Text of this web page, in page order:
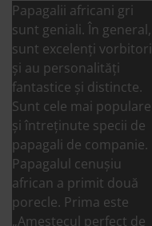
Papagalii africani gri
sunt geniali. În general,
sunt excelenți vorbitori
și au personalități
fantastice și distincte.
Sunt cele mai populare
și întreținute specii de
papagali de companie.
Papagalul cenușiu
african a primit două
porecle. Prima este
„Amestecul perfect de